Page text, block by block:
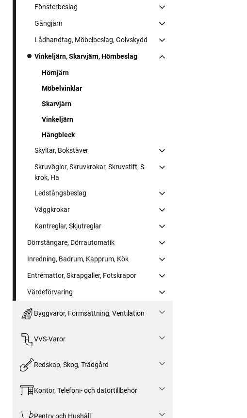
Fönsterbeslag
Gångjärn
Lådhandtag, Möbelbeslag, Golvskydd
Vinkeljärn, Skarvjärn, Hörnbeslag
Hörnjärn
Möbelvinklar
Skarvjärn
Vinkeljärn
Hängbleck
Skyltar, Bokstäver
Skruvöglor, Skruvkrokar, Skruvstift, S-
krok, Ha
Ledstångsbeslag
Väggkrokar
Kantreglar, Skjutreglar
Dörrstängare, Dörrautomatik
Inredning, Badrum, Kapprum, Kök
Entrémattor, Skrapgaller, Fotskrapor
Värdeförvaring
Byggvaror, Formsättning, Ventilation
VVS-Varor
Redskap, Skog, Trädgård
Kontor, Telefoni- och datortillbehör
Pentry och Hushåll